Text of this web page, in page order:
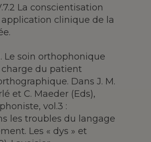
La conscientisation
clinique de la
Le soin orthophonique
du patient
Dans J. M.
et C. Maeder (Eds),
vol.3 :
les troubles du langage
Les « dys » et